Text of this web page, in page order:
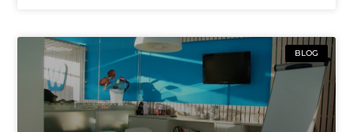
BLOG